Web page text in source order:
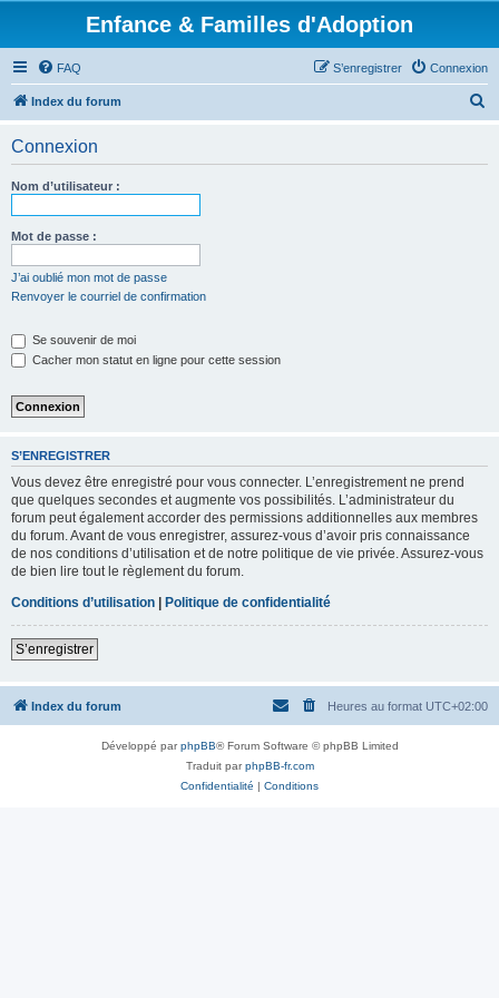
Enfance & Familles d'Adoption
FAQ Connexion
S’enregistrer
Index du forum
Connexion
Nom d’utilisateur :
Mot de passe :
J’ai oublié mon mot de passe
Renvoyer le courriel de confirmation
Se souvenir de moi
Cacher mon statut en ligne pour cette session
S’ENREGISTRER
Vous devez être enregistré pour vous connecter. L’enregistrement ne prend
que quelques secondes et augmente vos possibilités. L’administrateur du
forum peut également accorder des permissions additionnelles aux membres
du forum. Avant de vous enregistrer, assurez-vous d’avoir pris connaissance
de nos conditions d’utilisation et de notre politique de vie privée. Assurez-vous
de bien lire tout le règlement du forum.
Conditions d’utilisation | Politique de confidentialité
S’enregistrer
Index du forum Heures au format UTC+02:00
Développé parphpBB® Forum Software © phpBB Limited
Traduit parphpBB-fr.com
Confidentialité | Conditions